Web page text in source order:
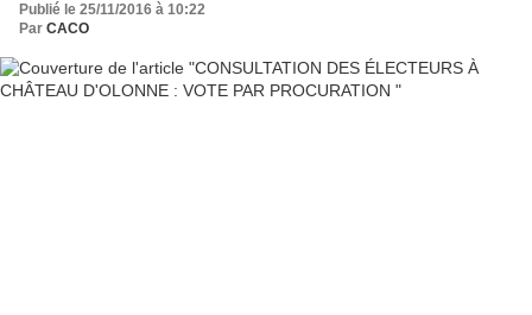
Publié le 25/11/2016 à 10:22
Par CACO